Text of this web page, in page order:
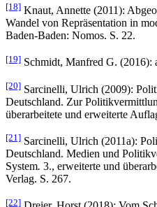
[18] Knaut, Annette (2011):
Wandel von Repräsentation in
Baden-Baden: Nomos. S. 22.
[19] Schmidt, Manfred G. (2016):
[20] Sarcinelli, Ulrich (2009):
Deutschland. Zur
überarbeitete und erweiterte
[21] Sarcinelli, Ulrich (2011a):
Deutschland. Medien und
System. 3., erweiterte und
Verlag. S. 267.
[22]